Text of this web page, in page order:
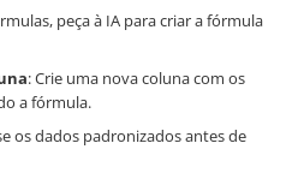
peça à IA para criar a fórmula
: Crie uma nova coluna com os
a fórmula.
os dados padronizados antes de